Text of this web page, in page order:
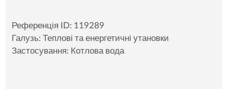
Референція ID: 119289
Галузь: Теплові та енергетичні утановки
Застосування: Котлова вода